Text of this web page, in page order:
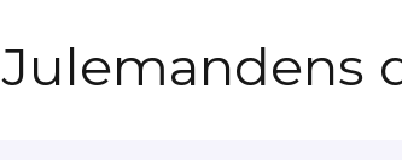
Julemandens